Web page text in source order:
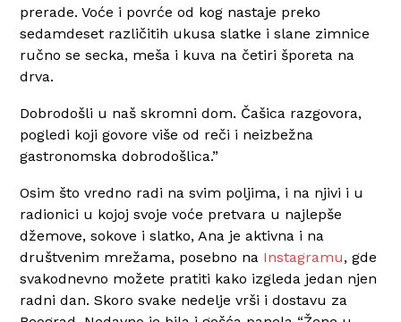
prerade. Voće i povrće od kog nastaje preko
sedamdeset različitih ukusa slatke i slane zimnice
ručno se secka, meša i kuva na četiri šporeta na
drva.
Dobrodošli u naš skromni dom. Čašica razgovora,
pogledi koji govore više od reči i neizbežna
gastronomska dobrodošlica.”
Osim što vredno radi na svim poljima, i na njivi i u
radionici u kojoj svoje voće pretvara u najlepše
džemove, sokove i slatko, Ana je aktivna i na
društvenim mrežama, posebno na Instagramu, gde
svakodnevno možete pratiti kako izgleda jedan njen
radni dan. Skoro svake nedelje vrši i dostavu za